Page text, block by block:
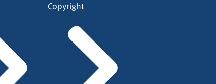
Copyright